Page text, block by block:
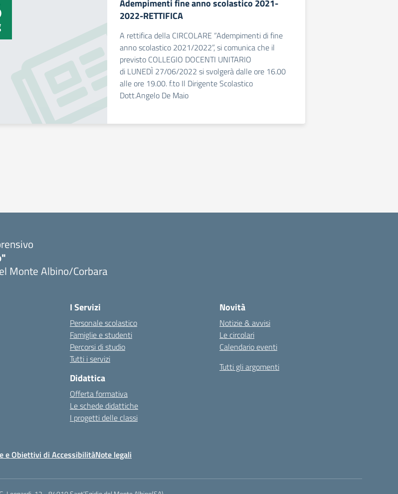
Adempimenti fine anno scolastico 2021-
2022-RETTIFICA
A rettifica della CIRCOLARE “Adempimenti di fine
anno scolastico 2021/2022”, si comunica che il
previsto COLLEGIO DOCENTI UNITARIO
di LUNEDÌ 27/06/2022 si svolgerà dalle ore 16.00
alle ore 19.00. f.to Il Dirigente Scolastico
Dott.Angelo De Maio
Monte Albino/Corbara
I Servizi
Personale scolastico
Famiglie e studenti
Percorsi di studio
Tutti i servizi
Didattica
Offerta formativa
Le schede didattiche
I progetti delle classi
Novità
Notizie & avvisi
Le circolari
Calendario eventi
Tutti gli argomenti
e Obiettivi di AccessibilitàNote legali